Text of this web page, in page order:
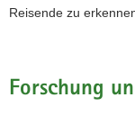
Reisende zu
Forschung